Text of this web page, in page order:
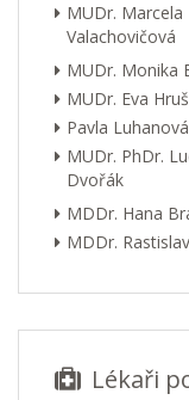
MUDr. Marcela
Valachovičová
MUDr. Monika
MUDr. Eva
Pavla
MUDr. PhDr.
Dvořák
MDDr. Hana
MDDr.
Lékaři